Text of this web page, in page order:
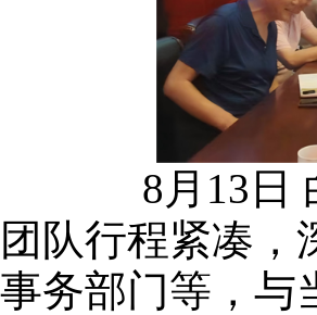
8月13日
行程紧凑，
务部门等，